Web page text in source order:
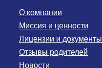
Новости
О компании
Отзывы родителей
Миссия и ценности
Лицензии и документы